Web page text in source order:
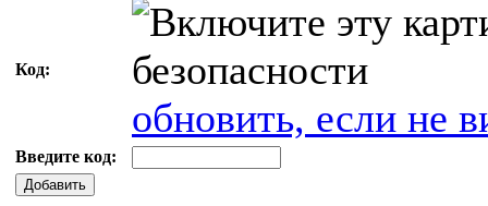
Код:
обновить, если не
Введите код:
Добавить